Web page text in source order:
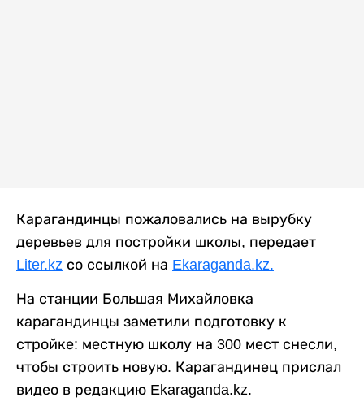
Карагандинцы пожаловались на вырубку
деревьев для постройки школы, передает
Liter.kz со ссылкой на Ekaraganda.kz.
На станции Большая Михайловка
карагандинцы заметили подготовку к
стройке: местную школу на 300 мест снесли,
чтобы строить новую. Карагандинец прислал
видео в редакцию Ekaraganda.kz.